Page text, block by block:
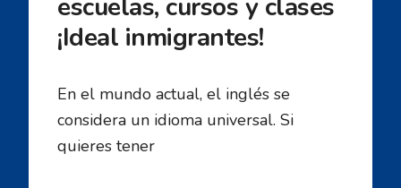
¡Ideal inmigrantes!
En el mundo actual, el inglés se
considera un idioma universal. Si
quieres tener